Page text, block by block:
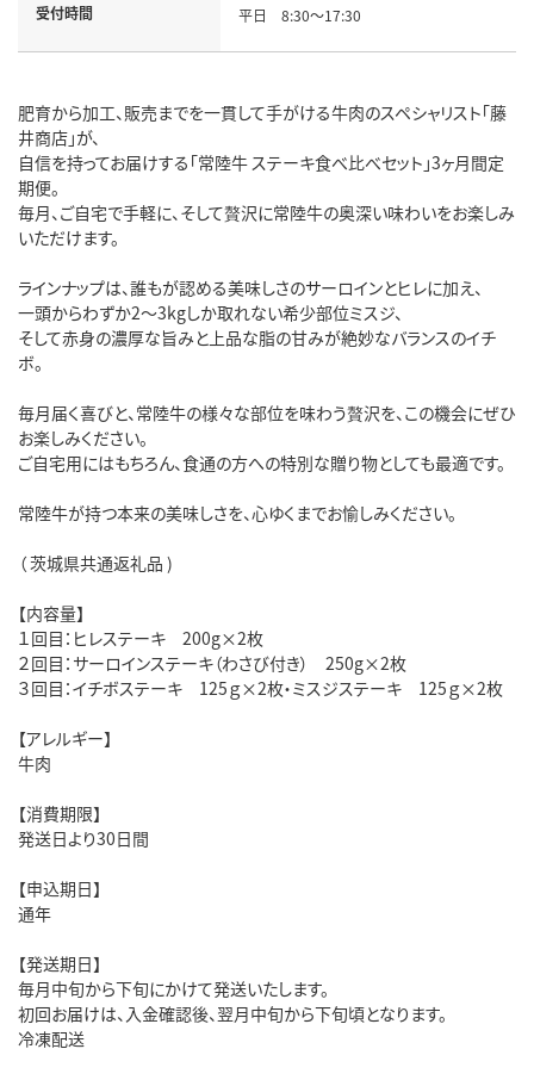
受付時間 平日 8:30～17:30
肥育から加工、販売までを一貫して手がける牛肉のスペシャリスト「藤
井商店」が、
自信を持ってお届けする「常陸牛 ステーキ食べ比べセット」3ヶ月間定
期便。
毎月、ご自宅で手軽に、そして贅沢に常陸牛の奥深い味わいをお楽しみ
いただけます。
ラインナップは、誰もが認める美味しさのサーロインとヒレに加え、
一頭からわずか2～3kgしか取れない希少部位ミスジ、
そして赤身の濃厚な旨みと上品な脂の甘みが絶妙なバランスのイチ
ボ。
毎月届く喜びと、常陸牛の様々な部位を味わう贅沢を、この機会にぜひ
お楽しみください。
ご自宅用にはもちろん、食通の方への特別な贈り物としても最適です。
常陸牛が持つ本来の美味しさを、心ゆくまでお愉しみください。
（ 茨城県共通返礼品 )
【内容量】
１回目：ヒレステーキ 200g×2枚
２回目：サーロインステーキ（わさび付き） 250g×2枚
３回目：イチボステーキ 125ｇ×2枚・ミスジステーキ 125ｇ×2枚
【アレルギー】
牛肉
【消費期限】
発送日より30日間
【申込期日】
通年
【発送期日】
毎月中旬から下旬にかけて発送いたします。
初回お届けは、入金確認後、翌月中旬から下旬頃となります。
冷凍配送